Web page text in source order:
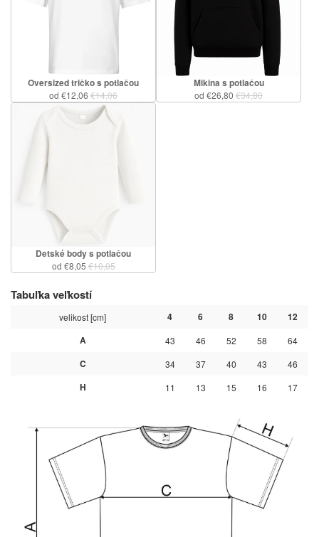
Oversized tričko s potlačou
od €12,06 €14,06
Mikina s potlačou
od €26,80 €34,80
Detské body s potlačou
od €8,05€10,05
Tabuľka veľkostí
velikost [cm] 4 6 8 10
12
A
43 46 52 58 64
C 34 37 40 43 46
H 11 13 15 16 17